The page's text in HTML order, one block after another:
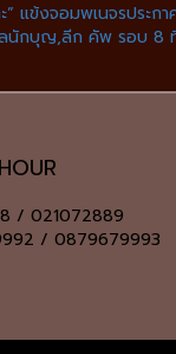
แข้งจอมพเนจรประก
นักบุญ,ลีก คัพ รอบ 8
/ 021072889
/ 0879679993